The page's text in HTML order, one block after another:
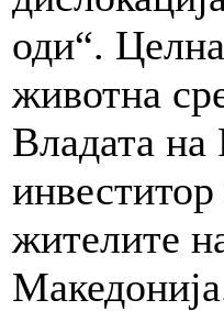
оди“.
животна
Владата на
жителите